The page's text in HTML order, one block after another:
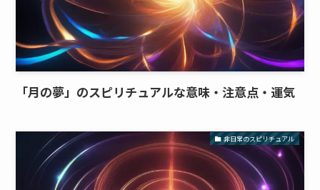
「月の夢」のスピリチュアルな意味・注意点・運気
非日常のスピリチュアル